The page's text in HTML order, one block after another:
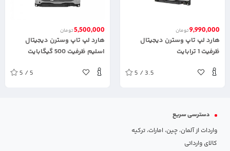
9,990,000تومان
هارد لپ تاپ وسترن دیجیتال
ظرفیت 1 ترابایت
5 / 3.5
5,500,000تومان
هارد لپ تاپ وسترن دیجیتال
اسلیم ظرفیت 500 گیگابایت
5 / 5
دسترسی سریع
واردات از آلمان، چین، امارات، ترکیه
کالای وارداتی